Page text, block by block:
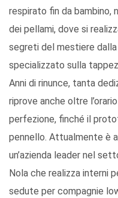
respirato fin da bambino,
dei pellami, dove si
segreti del mestiere
specializzato sulla
Anni di rinunce, tanta
riprove anche oltre
perfezione, finché il
pennello. Attualmente è
un’azienda leader nel
Nola che realizza interni
sedute per compagnie